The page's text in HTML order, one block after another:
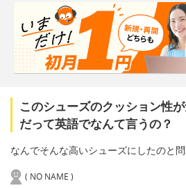
このシューズのクッション性
だって英語でなんて言うの？
なんでそんな高いシューズにしたのと
( NO NAME )